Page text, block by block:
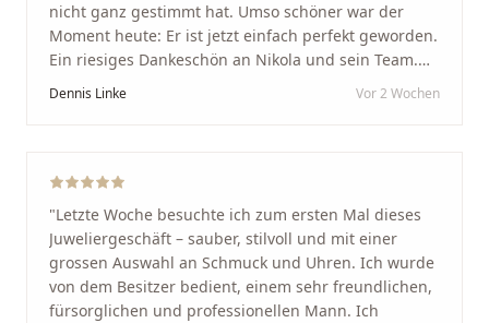
nicht ganz gestimmt hat. Umso schöner war der
Moment heute: Er ist jetzt einfach perfekt geworden.
Ein riesiges Dankeschön an Nikola und sein Team.
Vom ersten Termin an wurden wir jedes Mal
Arbeit und seine Kunden wirklich am Herzen liegen.
Wer Unikate, handwerkliche Qualität, persönlichen
Service und echte Herzlichkeit schätzt, ist hier genau
richtig."
Dennis Linke Vor 2 Wochen
"Letzte Woche besuchte ich zum ersten Mal dieses
Juweliergeschäft – sauber, stilvoll und mit einer
grossen Auswahl an Schmuck und Uhren. Ich wurde
von dem Besitzer bedient, einem sehr freundlichen,
fürsorglichen und professionellen Mann. Ich